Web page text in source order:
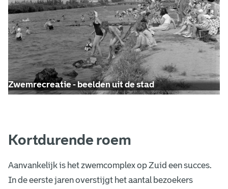
Zwemrecreatie - beelden uit de stad
Kortdurende roem
Aanvankelijk is het zwemcomplex op Zuid een succes.
In de eerste jaren overstijgt het aantal bezoekers